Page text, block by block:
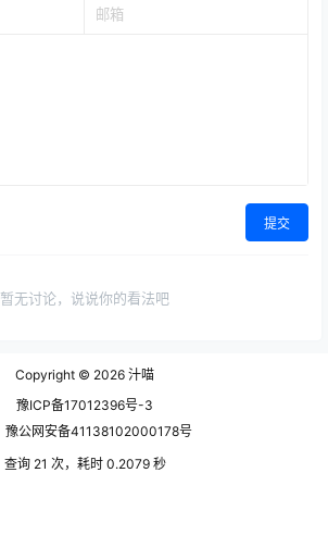
提交
暂无讨论，说说你的看法吧
Copyright © 2026 汁喵
豫ICP备17012396号-3
豫公网安备41138102000178号
查询 21 次，耗时 0.2079 秒